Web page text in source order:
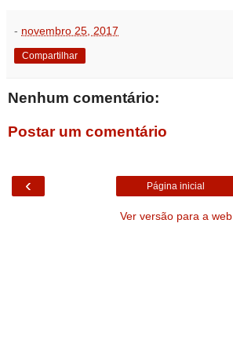
- novembro 25, 2017
Compartilhar
Nenhum comentário:
Postar um comentário
‹ Página inicial
Ver versão para a web